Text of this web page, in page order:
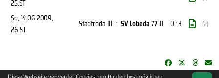
25.ST
So, 14.06.2009,
26.ST
Stadtroda III : SV Lobeda 77 II 0 : 3 (2)